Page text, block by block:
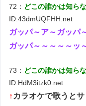
72： どこの誰かは知ら
ID:43dmUQFHH.net
ガッパ～ア～ガッパ
ガッパ～～～～～ッ
73： どこの誰かは知ら
ID:HdM3itzk0.net
↑ カラオケで歌うと